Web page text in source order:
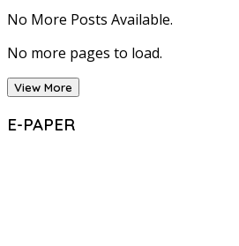
No More Posts Available.
No more pages to load.
View More
E-PAPER